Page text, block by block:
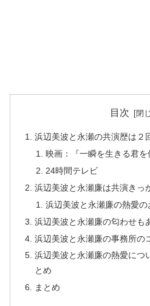
目次
浜辺美波と永瀬の共演歴は２
映画：『一瞬を生きる君を
24時間テレビ
浜辺美波と永瀬廉は共演きっ
浜辺美波と永瀬廉の熱愛
浜辺美波と永瀬廉の匂わせも
浜辺美波と永瀬廉の事務所の
浜辺美波と永瀬廉の熱愛につ
とめ
まとめ